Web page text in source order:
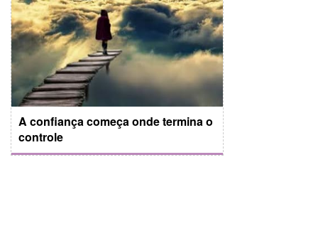
A confiança começa onde termina o
controle